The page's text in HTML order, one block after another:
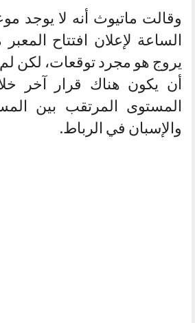
وقالت ماتيوث أنه لا يوجد
الساعة لإعلان افتتاح
يروج هو مجرد توقعات، لكن لم
أن يكون هناك قرار آخر
المستوى المرتقب بين
والإسبان في الرباط.